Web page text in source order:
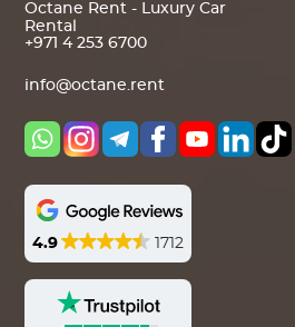
Octane Rent - Luxury Car
Rental
+971 4 253 6700
info@octane.rent
4.9 1712